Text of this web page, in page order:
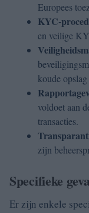
Europees
KYC-
en veilige
koude
voldoet aan
transacties.
zijn
Specifieke
Er zijn enkele